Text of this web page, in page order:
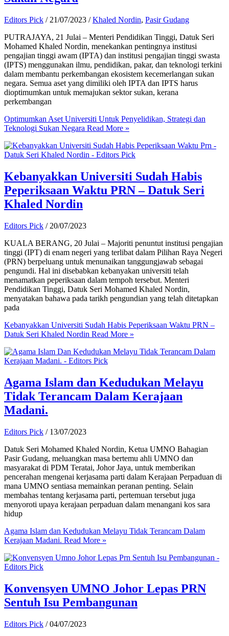
Editors Pick / 21/07/2023 /Khaled Nordin, Pasir Gudang
PUTRAJAYA, 21 Julai – Menteri Pendidikan Tinggi, Datuk Seri
Mohamed Khaled Nordin, menekankan pentingnya institusi
pengajian tinggi awam (IPTA) dan institusi pengajian tinggi swasta
(IPTS) menggunakan ilmu, pendidikan, pakar, dan teknologi terkini
dalam membantu perkembangan ekosistem kecemerlangan sukan
negara. Semua aset yang dimiliki oleh IPTA dan IPTS harus
dioptimumkan untuk memajukan sektor sukan, kerana
perkembangan
Optimumkan Aset Universiti Untuk Penyelidikan, Strategi dan
Teknologi Sukan Negara Read More »
Kebanyakkan Universiti Sudah Habis
Peperiksaan Waktu PRN – Datuk Seri
Khaled Nordin
Editors Pick / 20/07/2023
KUALA BERANG, 20 Julai – Majoriti penuntut institusi pengajian
tinggi (IPT) di enam negeri yang terlibat dalam Pilihan Raya Negeri
(PRN) berpeluang untuk menunaikan tanggungjawab sebagai
pengundi. Hal ini disebabkan kebanyakan universiti telah
menamatkan peperiksaan dalam tempoh tersebut. Menteri
Pendidikan Tinggi, Datuk Seri Mohamed Khaled Nordin,
menyatakan bahawa pada tarikh pengundian yang telah ditetapkan
pada
Kebanyakkan Universiti Sudah Habis Peperiksaan Waktu PRN –
Datuk Seri Khaled Nordin Read More »
Agama Islam dan Kedudukan Melayu
Tidak Terancam Dalam Kerajaan
Madani.
Editors Pick / 13/07/2023
Datuk Seri Mohamed Khaled Nordin, Ketua UMNO Bahagian
Pasir Gudang, meluangkan masa bertemu ahli UMNO dan
masyarakat di PDM Teratai, Johor Jaya, untuk memberikan
pencerahan mengenai kerjasama parti dalam Kerajaan Perpaduan di
mana UMNO sentiasa memainkan peranan penting. Selain
membahas tentang kerjasama parti, pertemuan tersebut juga
menyoroti upaya kerajaan perpaduan dalam menangani kos sara
hidup
Agama Islam dan Kedudukan Melayu Tidak Terancam Dalam
Kerajaan Madani. Read More »
Konvensyen UMNO Johor Lepas PRN
Sentuh Isu Pembangunan
Editors Pick /04/07/2023